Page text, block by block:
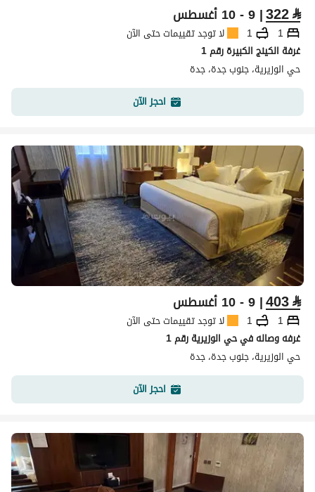
⃁
322| 9 - 10 أغسطس
1
1
لا توجد تقييمات حتى الآن
غرفة الكينج الكبيرة رقم 1
حي الوزيرية، جنوب جدة، جدة
احجز الآن
⃁
403| 9 - 10 أغسطس
1
1
لا توجد تقييمات حتى الآن
غرفه وصاله في حي الوزيرية رقم 1
حي الوزيرية، جنوب جدة، جدة
احجز الآن